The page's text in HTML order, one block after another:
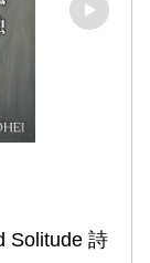
Solitude 詩